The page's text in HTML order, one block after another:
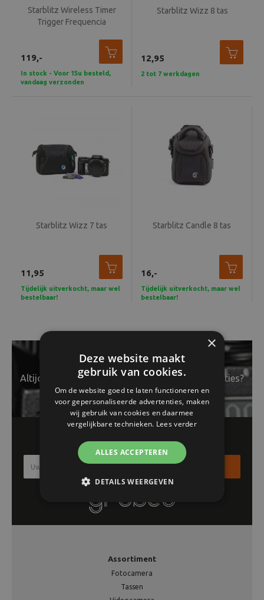
Starblitz Wireless Timer
Trigger Frequencia
119,-
In stock - Voor 15u besteld,
vandaag verzonden
Starblitz Wizz 8 tas
12,95
2 tot 7 werkdagen
Starblitz Wizz 7 tas
11,95
Tijdelijk uitverkocht, maar wel
bestelbaar!
Starblitz Candle 8 tas
16,-
Tijdelijk uitverkocht, maar wel
bestelbaar!
Altijd op de hoogte van het laatste nieuws en acties?
Assortiment
Fotocamera
Tassen
×
Deze website maakt
gebruik van cookies.
Om de website goed te laten functioneren en
voor gepersonaliseerde advertenties, maken
wij gebruik van cookies en daarmee
vergelijkbare technieken. Lees verder
ALLES ACCEPTEREN
DETAILS WEERGEVEN